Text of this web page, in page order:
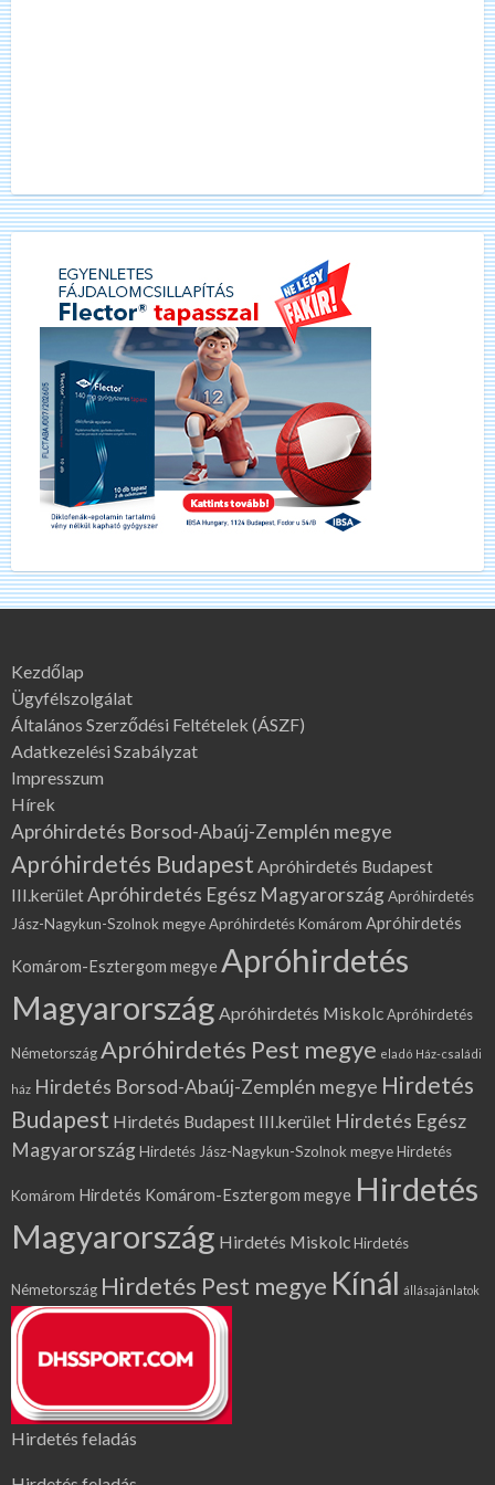
Kezdőlap
Ügyfélszolgálat
Általános Szerződési Feltételek (ÁSZF)
Adatkezelési Szabályzat
Impresszum
Hírek
Apróhirdetés Borsod-Abaúj-Zemplén megye
Apróhirdetés Budapest Apróhirdetés Budapest
III.kerületApróhirdetés Egész MagyarországApróhirdetés
Jász-Nagykun-Szolnok megyeApróhirdetés Komárom Apróhirdetés
Komárom-Esztergom megye Apróhirdetés
Magyarország Apróhirdetés MiskolcApróhirdetés
NémetországApróhirdetés Pest megye eladó Ház-családi
ház Hirdetés Borsod-Abaúj-Zemplén megye Hirdetés
Budapest Hirdetés Budapest III.kerület Hirdetés Egész
MagyarországHirdetés Jász-Nagykun-Szolnok megyeHirdetés
Komárom Hirdetés Komárom-Esztergom megye Hirdetés
Magyarország Hirdetés MiskolcHirdetés
Németország Hirdetés Pest megye Kínál állásajánlatok
Hirdetés feladás